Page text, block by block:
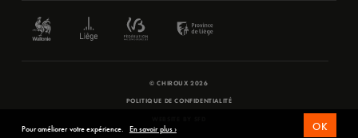
© CHIROUX 2026
POLITIQUE DE CONFIDENTIALITÉ
Pour améliorer votre expérience. En savoir plus › OK